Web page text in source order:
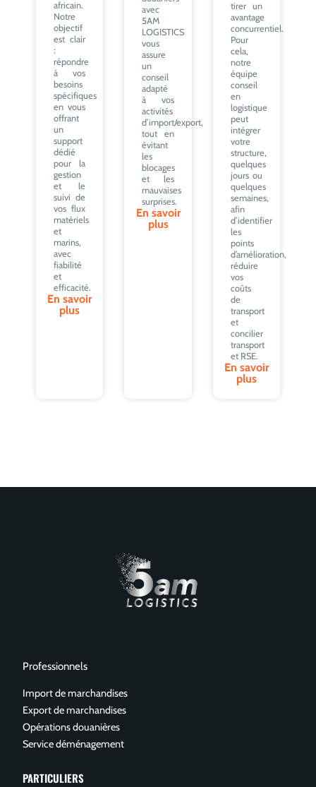
africain.
Notre
objectif
est clair
:
répondre
à vos
besoins
spécifiques
en vous
offrant
un
support
dédié
pour la
gestion
et le
suivi de
vos flux
matériels
et
marins,
avec
fiabilité
et
efficacité.
En savoir
plus
avec
5AM
LOGISTICS
vous
assure
un
conseil
adapté
à vos
activités
d’import/export,
tout en
évitant
les
blocages
et les
mauvaises
surprises.
En savoir
plus
tirer un
avantage
concurrentiel.
Pour
cela,
notre
équipe
conseil
en
logistique
peut
intégrer
votre
structure,
quelques
jours ou
quelques
semaines,
afin
d’identifier
les
points
d’amélioration,
réduire
vos
coûts
de
transport
et
concilier
transport
et RSE.
En savoir
plus
Professionnels
Import de marchandises
Export de marchandises
Opérations douanières
Service déménagement
PARTICULIERS